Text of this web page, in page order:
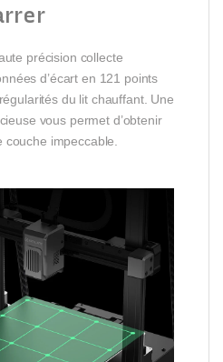
précision collecte
d’écart en 121 points
du lit chauffant. Une
vous permet d’obtenir
impeccable.